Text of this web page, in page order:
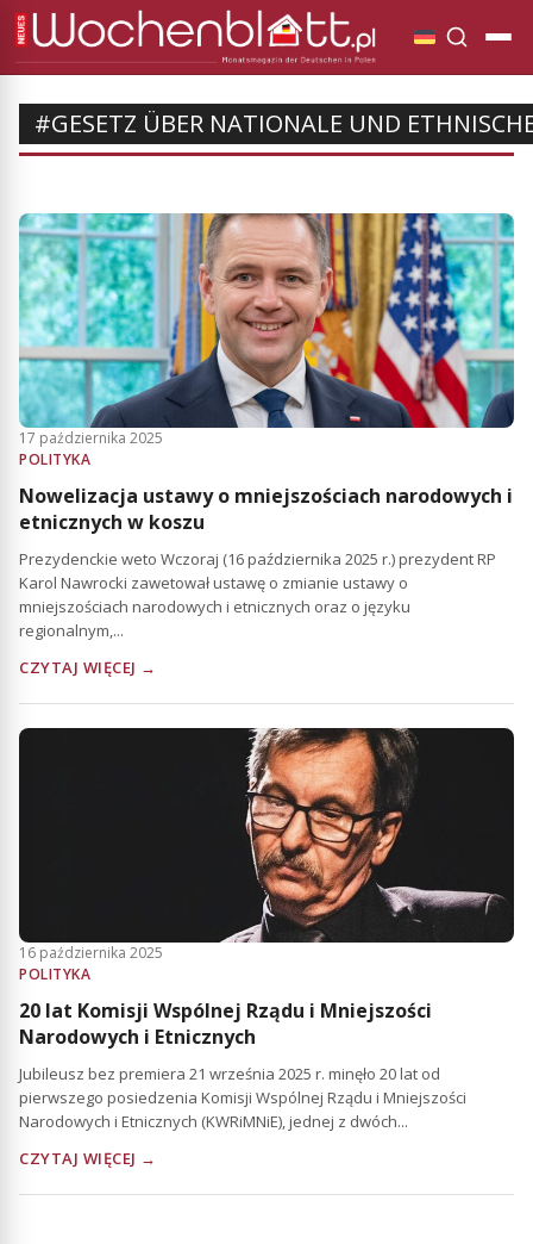
#GESETZ ÜBER NATIONALE UND
17 października 2025
POLITYKA
Nowelizacja ustawy o mniejszościach narodowych i
etnicznych w koszu
Prezydenckie weto Wczoraj (16 października 2025 r.) prezydent RP
Karol Nawrocki zawetował ustawę o zmianie ustawy o
mniejszościach narodowych i etnicznych oraz o języku
regionalnym,...
CZYTAJ WIĘCEJ →
16 października 2025
POLITYKA
20 lat Komisji Wspólnej Rządu i Mniejszości
Narodowych i Etnicznych
Jubileusz bez premiera 21 września 2025 r. minęło 20 lat od
pierwszego posiedzenia Komisji Wspólnej Rządu i Mniejszości
Narodowych i Etnicznych (KWRiMNiE), jednej z dwóch...
CZYTAJ WIĘCEJ →